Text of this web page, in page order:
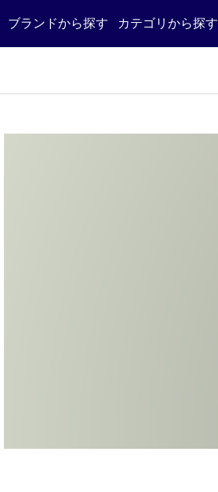
ブランドから探す カテゴリから探す